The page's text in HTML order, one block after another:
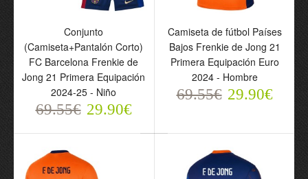
Frenkie de Jong 21
Primera Equipación
Barcelona Frenkie de
Jong 21 Tercera
Conjunto
(Camiseta+Pantalón Corto)
FC Barcelona Frenkie de
Jong 21 Primera Equipación
2024-25 - Niño
69.55€ 29.90€
Camiseta de fútbol Países
Bajos Frenkie de Jong 21
Primera Equipación Euro
2024 - Hombre
69.55€ 29.90€